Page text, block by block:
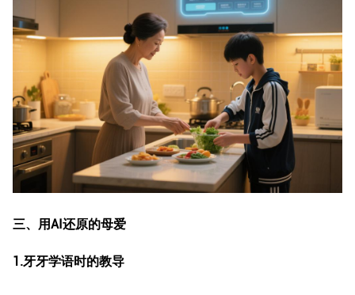
三、用AI还原的母爱
1.牙牙学语时的教导